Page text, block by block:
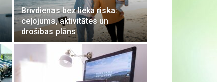
Brīvdienas bez lieka riska:
ceļojums, aktivitātes un
drošības plāns